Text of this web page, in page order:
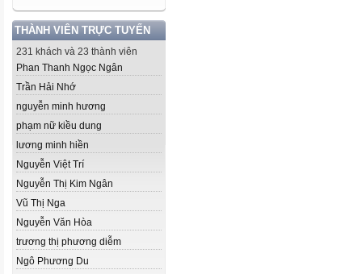
THÀNH VIÊN TRỰC TUYẾN
231 khách và 23 thành viên
Phan Thanh Ngọc Ngân
Trần Hải Nhớ
nguyễn minh hương
phạm nữ kiều dung
lương minh hiền
Nguyễn Việt Trí
Nguyễn Thị Kim Ngân
Vũ Thị Nga
Nguyễn Văn Hòa
trương thị phương diễm
Ngô Phương Du